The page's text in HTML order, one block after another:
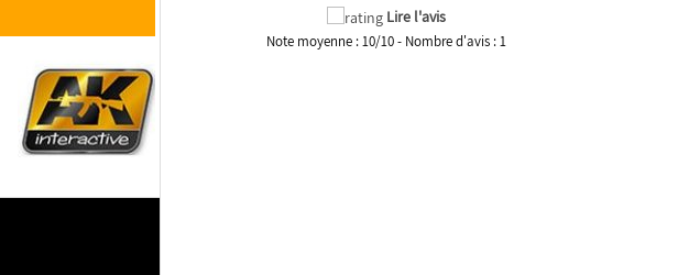
Lire l'avis
Note moyenne :10/10- Nombre d'avis :1